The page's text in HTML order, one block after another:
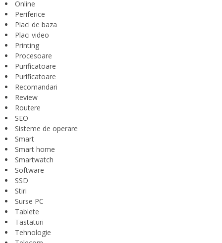
Online
Periferice
Placi de baza
Placi video
Printing
Procesoare
Purificatoare
Purificatoare
Recomandari
Review
Routere
SEO
Sisteme de operare
Smart
Smart home
Smartwatch
Software
SSD
Stiri
Surse PC
Tablete
Tastaturi
Tehnologie